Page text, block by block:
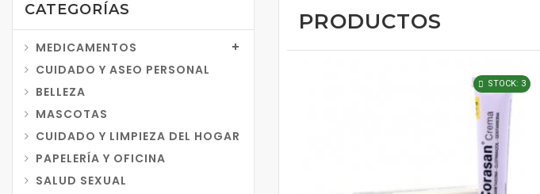
PRODUCTOS
STOCK: 3
CATEGORÍAS
MEDICAMENTOS
CUIDADO Y ASEO PERSONAL
BELLEZA
MASCOTAS
CUIDADO Y LIMPIEZA DEL HOGAR
PAPELERÍA Y OFICINA
SALUD SEXUAL